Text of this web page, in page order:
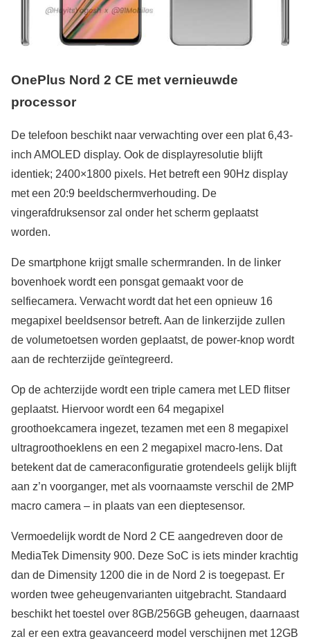
OnePlus Nord 2 CE met vernieuwde
processor
De telefoon beschikt naar verwachting over een plat 6,43-
inch AMOLED display. Ook de displayresolutie blijft
identiek; 2400×1800 pixels. Het betreft een 90Hz display
met een 20:9 beeldschermverhouding. De
vingerafdruksensor zal onder het scherm geplaatst
worden.
De smartphone krijgt smalle schermranden. In de linker
bovenhoek wordt een ponsgat gemaakt voor de
selfiecamera. Verwacht wordt dat het een opnieuw 16
megapixel beeldsensor betreft. Aan de linkerzijde zullen
de volumetoetsen worden geplaatst, de power-knop wordt
aan de rechterzijde geïntegreerd.
Op de achterzijde wordt een triple camera met LED flitser
geplaatst. Hiervoor wordt een 64 megapixel
groothoekcamera ingezet, tezamen met een 8 megapixel
ultragroothoeklens en een 2 megapixel macro-lens. Dat
betekent dat de cameraconfiguratie grotendeels gelijk blijft
aan z’n voorganger, met als voornaamste verschil de 2MP
macro camera – in plaats van een dieptesensor.
Vermoedelijk wordt de Nord 2 CE aangedreven door de
MediaTek Dimensity 900. Deze SoC is iets minder krachtig
dan de Dimensity 1200 die in de Nord 2 is toegepast. Er
worden twee geheugenvarianten uitgebracht. Standaard
beschikt het toestel over 8GB/256GB geheugen, daarnaast
zal er een extra geavanceerd model verschijnen met 12GB